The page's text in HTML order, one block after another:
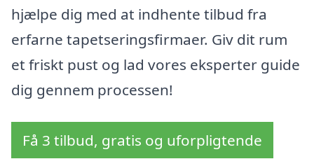
hjælpe dig med at indhente tilbud fra
erfarne tapetseringsfirmaer. Giv dit rum
et friskt pust og lad vores eksperter guide
dig gennem processen!
Få 3 tilbud, gratis og uforpligtende